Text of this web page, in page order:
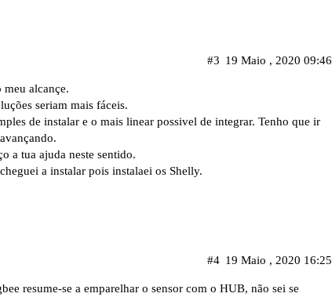
19 Maio , 2020 09:46
#3
meu alcançe.
seriam mais fáceis.
de instalar e o mais linear possivel de integrar. Tenho que ir
a tua ajuda neste sentido.
a instalar pois instalaei os Shelly.
19 Maio , 2020 16:25
#4
resume-se a emparelhar o sensor com o HUB, não sei se